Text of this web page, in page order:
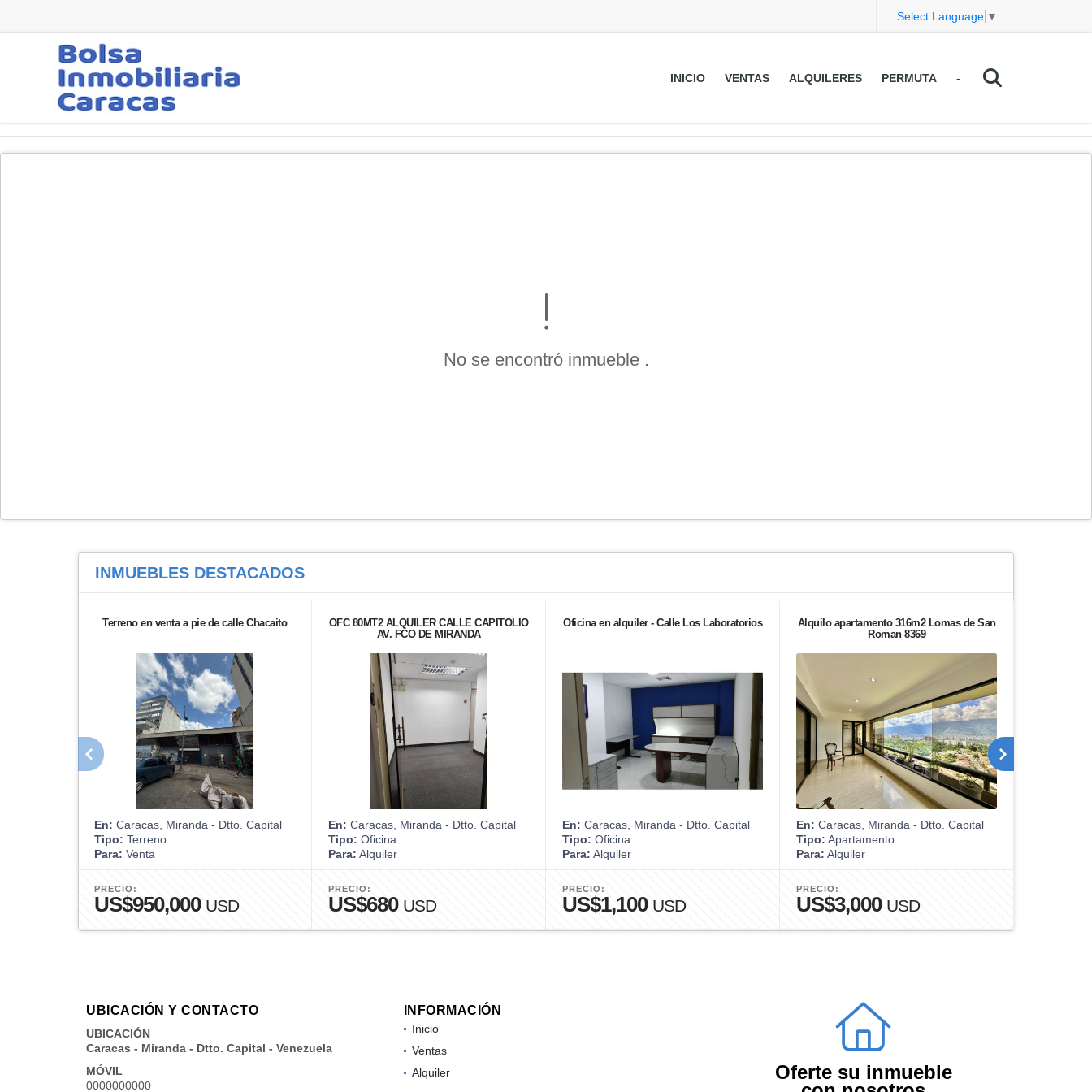
Select Language ▼
INICIO VENTAS ALQUILERES PERMUTA -
No se encontró inmueble .
INMUEBLES DESTACADOS
Terreno en venta a pie de calle Chacaito
En: Caracas, Miranda - Dtto. Capital
Tipo: Terreno
Para: Venta
PRECIO:
US$950,000 USD
OFC 80MT2 ALQUILER CALLE CAPITOLIO
AV. FCO DE MIRANDA
En: Caracas, Miranda - Dtto. Capital
Tipo: Oficina
Para: Alquiler
PRECIO:
US$680 USD
Oficina en alquiler - Calle Los Laboratorios
En: Caracas, Miranda - Dtto. Capital
Tipo: Oficina
Para: Alquiler
PRECIO:
US$1,100 USD
Alquilo apartamento 316m2 Lomas de San
Roman 8369
En: Caracas, Miranda - Dtto. Capital
Tipo: Apartamento
Para: Alquiler
PRECIO:
US$3,000 USD
UBICACIÓN Y CONTACTO
UBICACIÓN
Caracas - Miranda - Dtto. Capital - Venezuela
MÓVIL
0000000000
INFORMACIÓN
Inicio
Ventas
Alquiler
Oferte su inmueble